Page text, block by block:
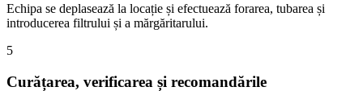
Echipa se deplasează la locație și efectuează forarea, tubarea și
introducerea filtrului și a mărgăritarului.
5
Curățarea, verificarea și recomandările